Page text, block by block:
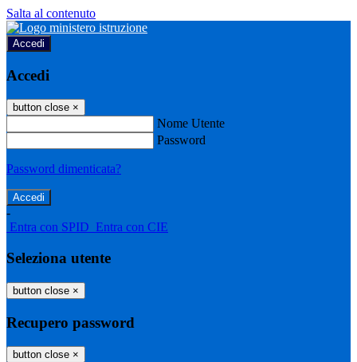
Salta al contenuto
Accedi
Accedi
button close ×
Nome Utente
Password
Password dimenticata?
-
Entra con SPID Entra con CIE
Seleziona utente
button close ×
Recupero password
button close ×